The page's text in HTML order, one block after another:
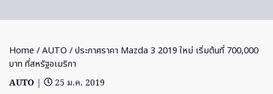
Home /AUTO / ประกาศราคา Mazda 3 2019 ใหม่ เริ่มต้นที่ 700,000
บาท ที่สหรัฐอเมริกา
AUTO |
25 ม.ค. 2019